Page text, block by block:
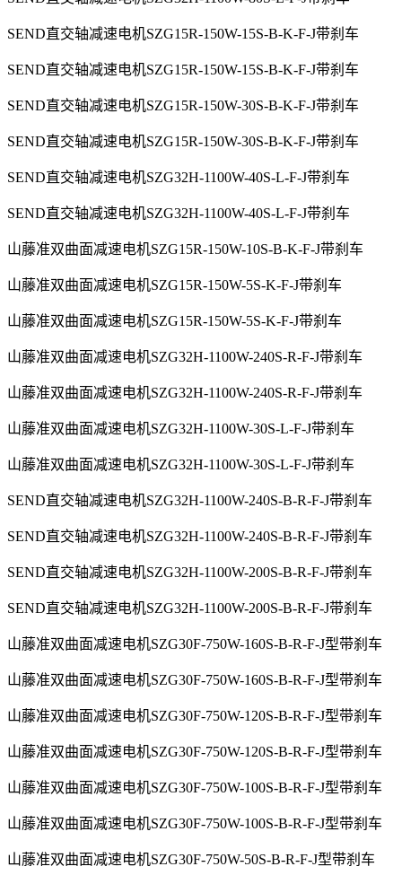
SEND直交轴减速电机SZG15R-150W-15S-B-K-F-J带刹车
SEND直交轴减速电机SZG15R-150W-15S-B-K-F-J带刹车
SEND直交轴减速电机SZG15R-150W-30S-B-K-F-J带刹车
SEND直交轴减速电机SZG15R-150W-30S-B-K-F-J带刹车
SEND直交轴减速电机SZG32H-1100W-40S-L-F-J带刹车
SEND直交轴减速电机SZG32H-1100W-40S-L-F-J带刹车
山藤准双曲面减速电机SZG15R-150W-10S-B-K-F-J带刹车
山藤准双曲面减速电机SZG15R-150W-5S-K-F-J带刹车
山藤准双曲面减速电机SZG15R-150W-5S-K-F-J带刹车
山藤准双曲面减速电机SZG32H-1100W-240S-R-F-J带刹车
山藤准双曲面减速电机SZG32H-1100W-240S-R-F-J带刹车
山藤准双曲面减速电机SZG32H-1100W-30S-L-F-J带刹车
山藤准双曲面减速电机SZG32H-1100W-30S-L-F-J带刹车
SEND直交轴减速电机SZG32H-1100W-240S-B-R-F-J带刹车
SEND直交轴减速电机SZG32H-1100W-240S-B-R-F-J带刹车
SEND直交轴减速电机SZG32H-1100W-200S-B-R-F-J带刹车
SEND直交轴减速电机SZG32H-1100W-200S-B-R-F-J带刹车
山藤准双曲面减速电机SZG30F-750W-160S-B-R-F-J型带刹车
山藤准双曲面减速电机SZG30F-750W-160S-B-R-F-J型带刹车
山藤准双曲面减速电机SZG30F-750W-120S-B-R-F-J型带刹车
山藤准双曲面减速电机SZG30F-750W-120S-B-R-F-J型带刹车
山藤准双曲面减速电机SZG30F-750W-100S-B-R-F-J型带刹车
山藤准双曲面减速电机SZG30F-750W-100S-B-R-F-J型带刹车
山藤准双曲面减速电机SZG30F-750W-50S-B-R-F-J型带刹车